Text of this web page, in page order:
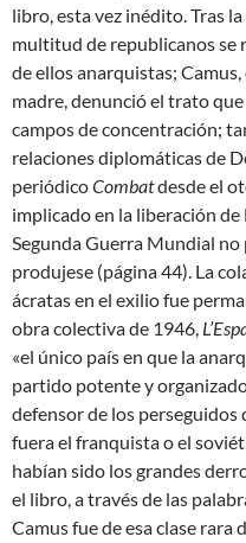
libro, esta vez inédito. Tras
multitud de republicanos se
de ellos anarquistas;
madre, denunció el trato
campos de concentración;
relaciones diplomáticas de
periódicoCombatdesde el
implicado en la liberación de
Segunda Guerra Mundial no
produjese (página 44). La
ácratas en el exilio fue
obra colectiva de 1946,
«el único país en que la
partido potente y
defensor de los
fuera el franquista o el
habían sido los grandes
el libro, a través de las
Camus fue de esa clase rara